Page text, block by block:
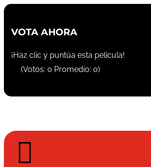
VOTA AHORA
¡Haz clic y puntúa esta película!
(Votos: 0 Promedio: 0)
